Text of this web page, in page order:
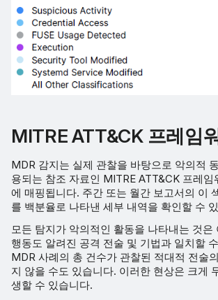
MITRE ATT&CK 프레임
MDR 감지는 실제 관찰을 바탕으로 악의적
용되는 참조 자료인 MITRE ATT&CK 프레임
에 매핑됩니다. 주간 또는 월간 보고서의 이
를 백분율로 나타낸 세부 내역을 확인할 수
모든 탐지가 악의적인 활동을 나타내는 것은
행동도 알려진 공격 전술 및 기법과 일치할
MDR 사례의 총 건수가 관찰된 적대적 전술
지 않을 수도 있습니다. 이러한 현상은 크게
생할 수 있습니다.